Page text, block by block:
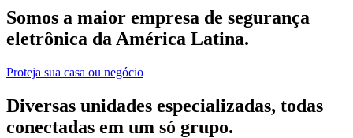
Somos a maior empresa de segurança
eletrônica da América Latina.
Proteja sua casa ou negócio
Diversas unidades especializadas, todas
conectadas em um só grupo.